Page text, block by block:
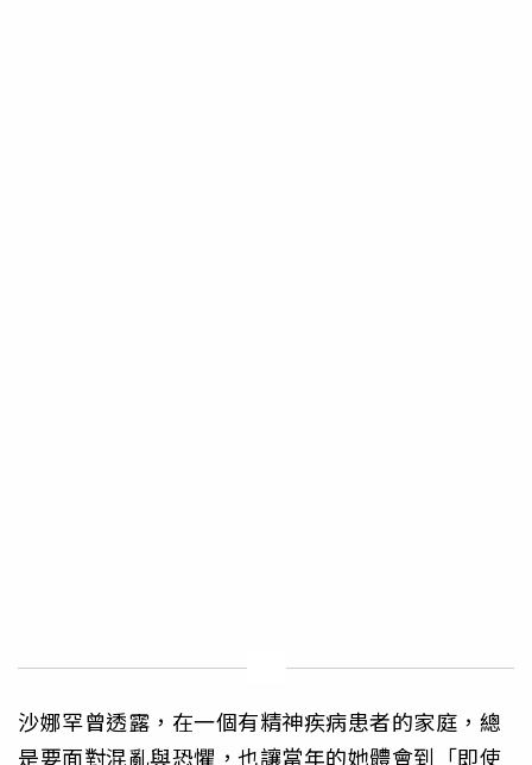
沙娜罕曾透露，在一個有精神疾病患者的家庭，總
是要面對混亂與恐懼，也讓當年的她體會到「即使